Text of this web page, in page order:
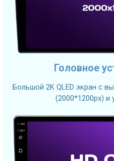
Головное
Большой 2K QLED экран с
(2000*1200px) и